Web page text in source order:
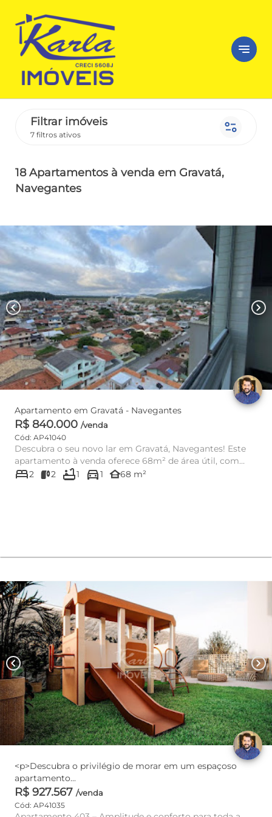
notes
Filtrar imóveis
7 filtros ativos page_info
18 Apartamentos à venda em Gravatá,
Navegantes
chevron_left chevron_right
Apartamento em Gravatá - Navegantes
R$ 840.000 /venda
Cód: AP41040
Descubra o seu novo lar em Gravatá, Navegantes! Este
apartamento à venda oferece 68m² de área útil, com
uma planta inte...
bed2 2 bathtub1 directions_car1 other_houses68 m²
chevron_left chevron_right
<p>Descubra o privilégio de morar em um espaçoso
apartamento...
R$ 927.567 /venda
Cód: AP41035